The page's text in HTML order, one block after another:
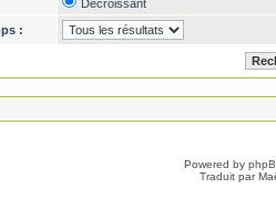
Décroissant
:
Powered by
Traduit par